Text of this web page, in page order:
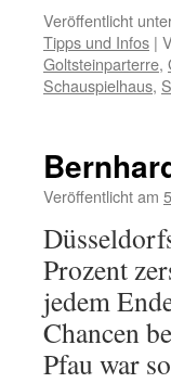
Veröffentlicht
Tipps und Infos |
Goltsteinparterre,
Schauspielhaus,
Veröffentlicht am
Prozent
jedem
Chancen
Pfau war